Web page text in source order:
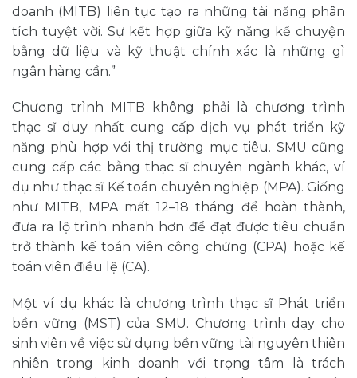
doanh (MITB) liên tục tạo ra những tài năng phân
tích tuyệt vời. Sự kết hợp giữa kỹ năng kể chuyện
bằng dữ liệu và kỹ thuật chính xác là những gì
ngân hàng cần.”
Chương trình MITB không phải là chương trình
thạc sĩ duy nhất cung cấp dịch vụ phát triển kỹ
năng phù hợp với thị trường mục tiêu. SMU cũng
cung cấp các bằng thạc sĩ chuyên ngành khác, ví
dụ như thạc sĩ Kế toán chuyên nghiệp (MPA). Giống
như MITB, MPA mất 12–18 tháng để hoàn thành,
đưa ra lộ trình nhanh hơn để đạt được tiêu chuẩn
trở thành kế toán viên công chứng (CPA) hoặc kế
toán viên điều lệ (CA).
Một ví dụ khác là chương trình thạc sĩ Phát triển
bền vững (MST) của SMU. Chương trình dạy cho
sinh viên về việc sử dụng bền vững tài nguyên thiên
nhiên trong kinh doanh với trọng tâm là trách